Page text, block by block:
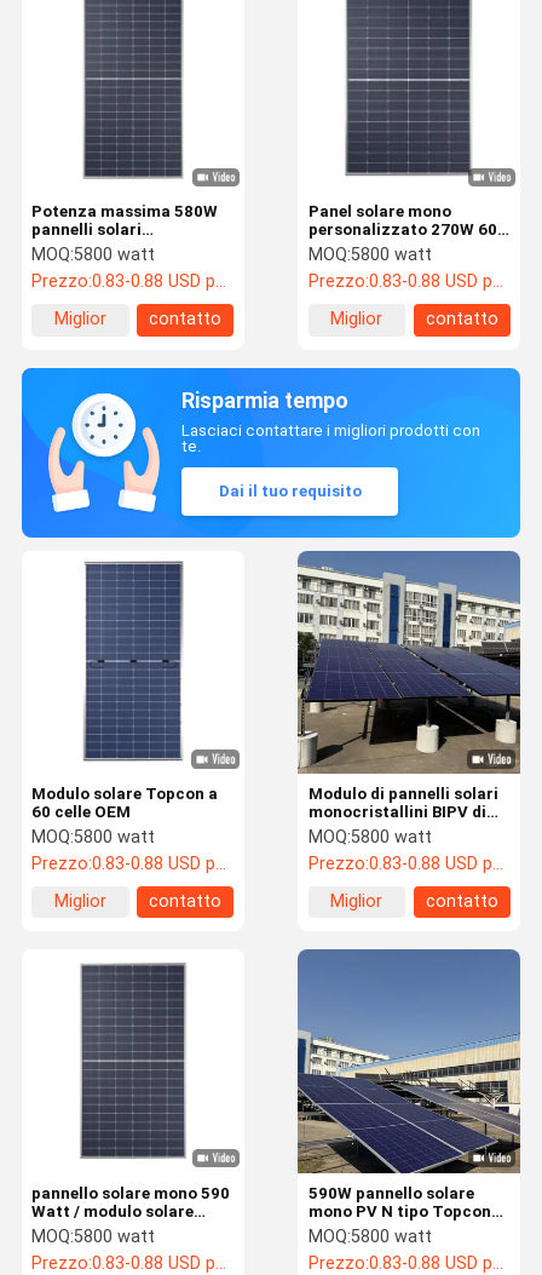
Potenza massima 580W
pannelli solari
monocristallini sistemi di
energia solare
residenziali
MOQ:5800 watt
Prezzo:0.83-0.88 USD per watt
Miglior
contatto
Panel solare mono
personalizzato 270W 60
Celle 166mm Celle OEM
Modulo di cella solare
MOQ:5800 watt
Prezzo:0.83-0.88 USD per watt
Miglior
contatto
Risparmia tempo
Lasciaci contattare i migliori prodotti con
te.
Dai il tuo requisito
Modulo di pannelli solari
monocristallini BIPV di
tipo N Potenza massima
580W Omologazione CE
MOQ:5800 watt
Prezzo:0.83-0.88 USD per watt
Miglior
contatto
Modulo solare Topcon a
60 celle OEM
MOQ:5800 watt
Prezzo:0.83-0.88 USD per watt
Miglior
contatto
590W pannello solare
mono PV N tipo Topcon
BIPV Hjt Mwt pannello
solare monocristallino
MOQ:5800 watt
Prezzo:0.83-0.88 USD per watt
pannello solare mono 590
Watt / modulo solare
fotovoltaico per la
generazione di energia
MOQ:5800 watt
Prezzo:0.83-0.88 USD per watt